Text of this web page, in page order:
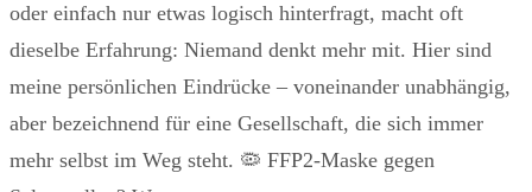
oder einfach nur etwas logisch hinterfragt, macht oft
dieselbe Erfahrung: Niemand denkt mehr mit. Hier sind
meine persönlichen Eindrücke – voneinander unabhängig,
aber bezeichnend für eine Gesellschaft, die sich immer
mehr selbst im Weg steht. 🦠 FFP2-Maske gegen